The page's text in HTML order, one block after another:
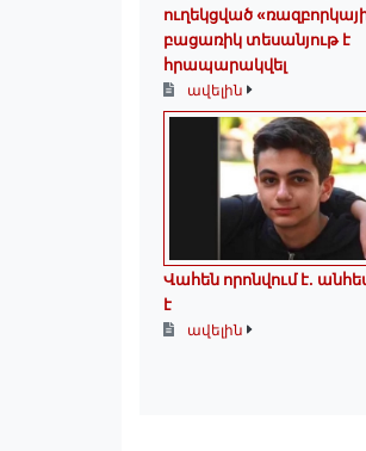
ուղեկցված
բացառիկ տեսանյութ է
հրապարակվել
ավելին
Վահեն որոնվում է․
է
ավելին